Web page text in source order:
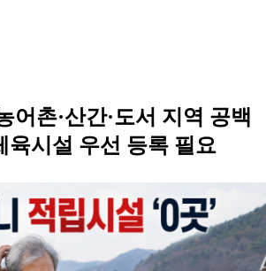
어촌·산간·도서 지역 공백
시설 우선 등록 필요